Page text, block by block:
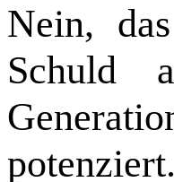
Nein,
Schuld
potenziert.